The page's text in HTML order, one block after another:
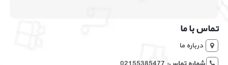
تماس با ما
درباره ما